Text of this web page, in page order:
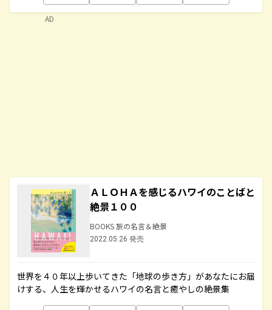
ＡＬＯＨＡを感じるハワイのことばと
絶景１００
BOOKS 旅の名言＆絶景
2022.05.26 発売
世界を４０年以上歩いてきた「地球の歩き方」があなたにお届
けする、人生を輝かせるハワイの名言と癒やしの絶景集
AD